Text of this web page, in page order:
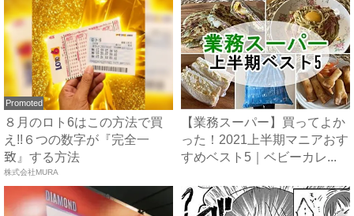
Promoted
８月のロト6はこの方法で買
え!!６つの数字が『完全一
致』する方法
株式会社MURA
【業務スーパー】買ってよか
った！2021上半期マニアおす
すめベスト5｜ベビーカレ...